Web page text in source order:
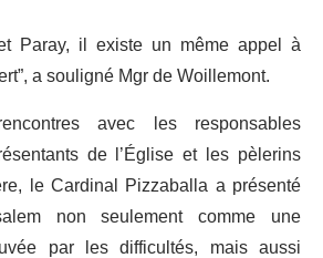
Paray, il existe un même appel à
a souligné Mgr de Woillemont.
avec les responsables
de l’Église et les pèlerins
le Cardinal Pizzaballa a présenté
non seulement comme une
par les difficultés, mais aussi